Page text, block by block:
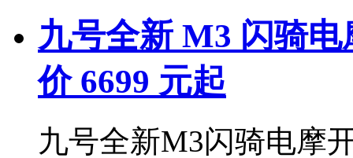
九号全新 M3 闪骑
价 6699 元起
九号全新M3闪骑电摩